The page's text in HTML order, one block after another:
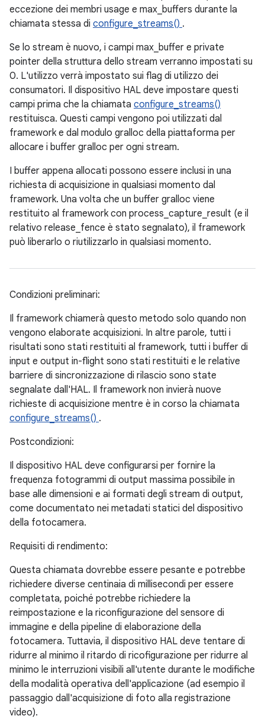
eccezione dei membri usage e max_buffers durante la
chiamata stessa di configure_streams() .
Se lo stream è nuovo, i campi max_buffer e private
pointer della struttura dello stream verranno impostati su
0. L'utilizzo verrà impostato sui flag di utilizzo dei
consumatori. Il dispositivo HAL deve impostare questi
campi prima che la chiamata configure_streams()
restituisca. Questi campi vengono poi utilizzati dal
framework e dal modulo gralloc della piattaforma per
allocare i buffer gralloc per ogni stream.
I buffer appena allocati possono essere inclusi in una
richiesta di acquisizione in qualsiasi momento dal
framework. Una volta che un buffer gralloc viene
restituito al framework con process_capture_result (e il
relativo release_fence è stato segnalato), il framework
può liberarlo o riutilizzarlo in qualsiasi momento.
Condizioni preliminari:
Il framework chiamerà questo metodo solo quando non
vengono elaborate acquisizioni. In altre parole, tutti i
risultati sono stati restituiti al framework, tutti i buffer di
input e output in-flight sono stati restituiti e le relative
barriere di sincronizzazione di rilascio sono state
segnalate dall'HAL. Il framework non invierà nuove
richieste di acquisizione mentre è in corso la chiamata
configure_streams() .
Postcondizioni:
Il dispositivo HAL deve configurarsi per fornire la
frequenza fotogrammi di output massima possibile in
base alle dimensioni e ai formati degli stream di output,
come documentato nei metadati statici del dispositivo
della fotocamera.
Requisiti di rendimento:
Questa chiamata dovrebbe essere pesante e potrebbe
richiedere diverse centinaia di millisecondi per essere
completata, poiché potrebbe richiedere la
reimpostazione e la riconfigurazione del sensore di
immagine e della pipeline di elaborazione della
fotocamera. Tuttavia, il dispositivo HAL deve tentare di
ridurre al minimo il ritardo di ricofigurazione per ridurre al
minimo le interruzioni visibili all'utente durante le modifiche
della modalità operativa dell'applicazione (ad esempio il
passaggio dall'acquisizione di foto alla registrazione
video).